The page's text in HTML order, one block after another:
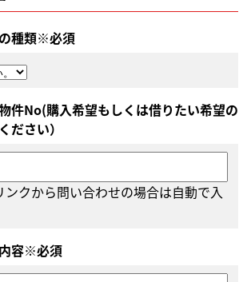
種類※必須
件No(購入希望もしくは借りたい希望の
ださい）
クから問い合わせの場合は自動で入
容※必須